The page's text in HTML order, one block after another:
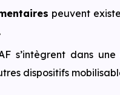
peuvent
s’intègrent dans
dispositifs